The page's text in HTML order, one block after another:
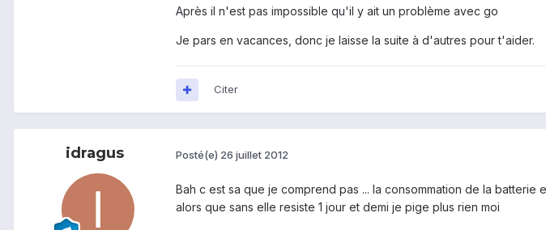
Après il n'est pas impossible qu'il y ait un problème avec go
Je pars en vacances, donc je laisse la suite à d'autres pour t'aider.
Citer
idragus Posté(e) 26 juillet 2012
Bah c est sa que je comprend pas ... la consommation de la
alors que sans elle resiste 1 jour et demi je pige plus rien moi